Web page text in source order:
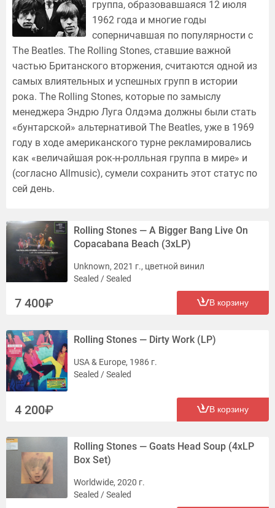
группа, образовавшаяся 12 июля
1962 года и многие годы
соперничавшая по популярности с
The Beatles. The Rolling Stones, ставшие важной
частью Британского вторжения, считаются одной из
самых влиятельных и успешных групп в истории
рока. The Rolling Stones, которые по замыслу
менеджера Эндрю Луга Олдэма должны были стать
«бунтарской» альтернативой The Beatles, уже в 1969
году в ходе американского турне рекламировались
как «величайшая рок-н-ролльная группа в мире» и
(согласно Allmusic), сумели сохранить этот статус по
сей день.
Rolling Stones — A Bigger Bang Live On
Copacabana Beach (3xLP)
Unknown, 2021 г., цветной винил
Sealed / Sealed
7 400 В корзину
Rolling Stones — Dirty Work (LP)
USA & Europe, 1986 г.
Sealed / Sealed
4 200 В корзину
Rolling Stones — Goats Head Soup (4xLP
Box Set)
Worldwide, 2020 г.
Sealed / Sealed